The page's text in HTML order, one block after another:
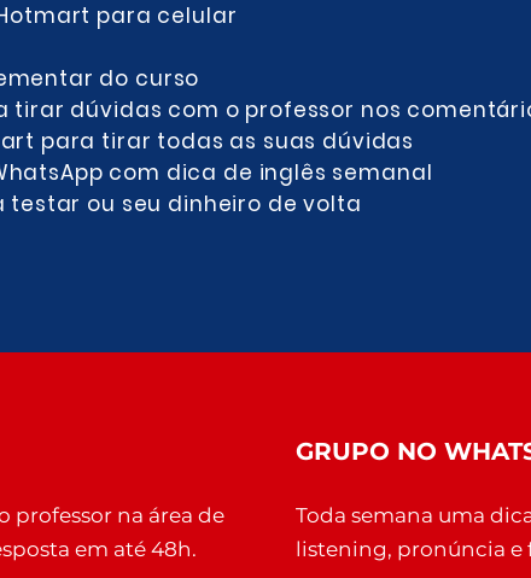
para celular​
do curso
tirar dúvidas com o professor​ nos
para tirar todas as suas dúvidas​
com dica de inglês semanal​
testar ou seu dinheiro de volta
professor na área de
em até 48h.
GRUPO NO
Toda semana uma
listening, pronúncia e